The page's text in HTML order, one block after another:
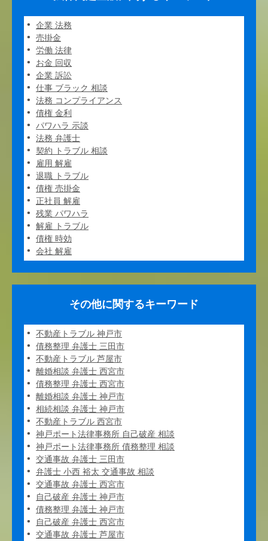
企業 法務
売掛金
労働 法律
お金 回収
企業 訴訟
仕事 ブラック 相談
法務 コンプライアンス
債権 金利
パワハラ 示談
法務 弁護士
契約 トラブル 相談
雇用 解雇
退職 トラブル
債権 売掛金
正社員 解雇
残業 パワハラ
解雇 トラブル
債権 時効
会社 解雇
その他に関するキーワード
不動産トラブル 神戸市
債務整理 弁護士 三田市
不動産トラブル 芦屋市
離婚相談 弁護士 西宮市
債務整理 弁護士 西宮市
離婚相談 弁護士 神戸市
相続相談 弁護士 神戸市
不動産トラブル 西宮市
神戸ポート法律事務所 自己破産 相談
神戸ポート法律事務所 債務整理 相談
交通事故 弁護士 三田市
弁護士 小西 裕太 交通事故 相談
交通事故 弁護士 西宮市
自己破産 弁護士 神戸市
債務整理 弁護士 神戸市
自己破産 弁護士 西宮市
交通事故 弁護士 芦屋市